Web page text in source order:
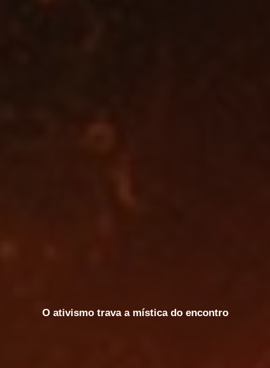
O ativismo trava a mística do encontro